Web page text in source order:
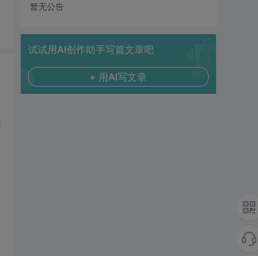
暂无公告
试试用AI创作助手写篇文章吧
+ 用AI写文章